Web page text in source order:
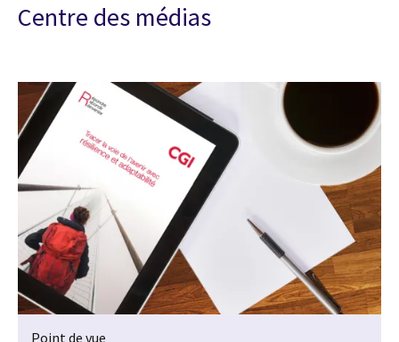
Centre des médias
Point de vue